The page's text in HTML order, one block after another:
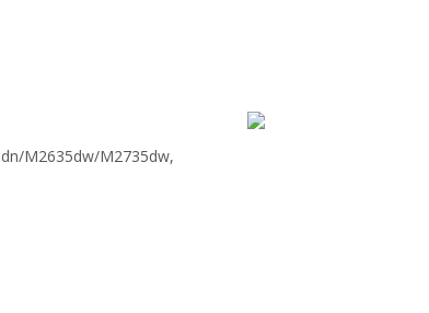
M2635dn/M2635dw/M2735dw,
M132nw